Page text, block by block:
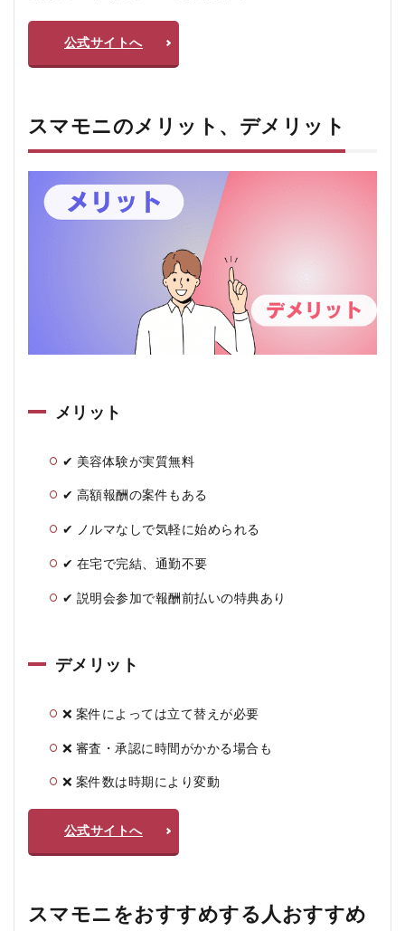
公式サイトへ
スマモニのメリット、デメリット
メリット
✔ 美容体験が実質無料
✔ 高額報酬の案件もある
✔ ノルマなしで気軽に始められる
✔ 在宅で完結、通勤不要
✔ 説明会参加で報酬前払いの特典あり
デメリット
❌ 案件によっては立て替えが必要
❌ 審査・承認に時間がかかる場合も
❌ 案件数は時期により変動
公式サイトへ
スマモニをおすすめする人おすすめ